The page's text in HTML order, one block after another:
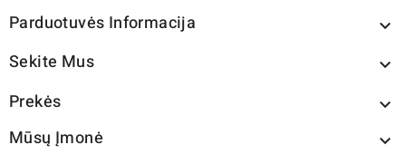
Parduotuvės Informacija 
Sekite Mus 
Prekės 
Mūsų Įmonė 